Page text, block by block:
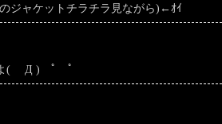
ジャケットチラチラ見ながら)←ｵｲ
よ( Д ) ﾟ ﾟ